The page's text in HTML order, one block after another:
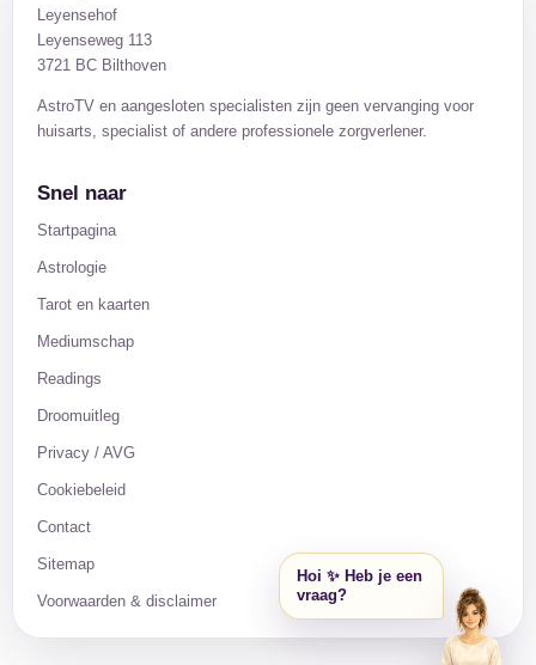
Leyensehof
Leyenseweg 113
3721 BC Bilthoven
AstroTV en aangesloten specialisten zijn geen vervanging voor
huisarts, specialist of andere professionele zorgverlener.
Snel naar
Startpagina
Astrologie
Tarot en kaarten
Mediumschap
Readings
Droomuitleg
Privacy / AVG
Cookiebeleid
Contact
Sitemap
Voorwaarden & disclaimer
Hoi ✨ Heb je een
vraag?